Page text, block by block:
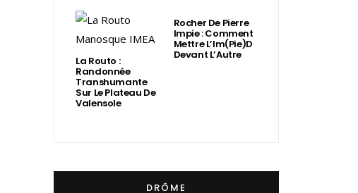
La Routo :
Randonnée
Transhumante
Sur Le Plateau De
Valensole
Rocher De Pierre
Impie : Comment
Mettre L’Im(Pie)d
Devant L’Autre
DRÔME